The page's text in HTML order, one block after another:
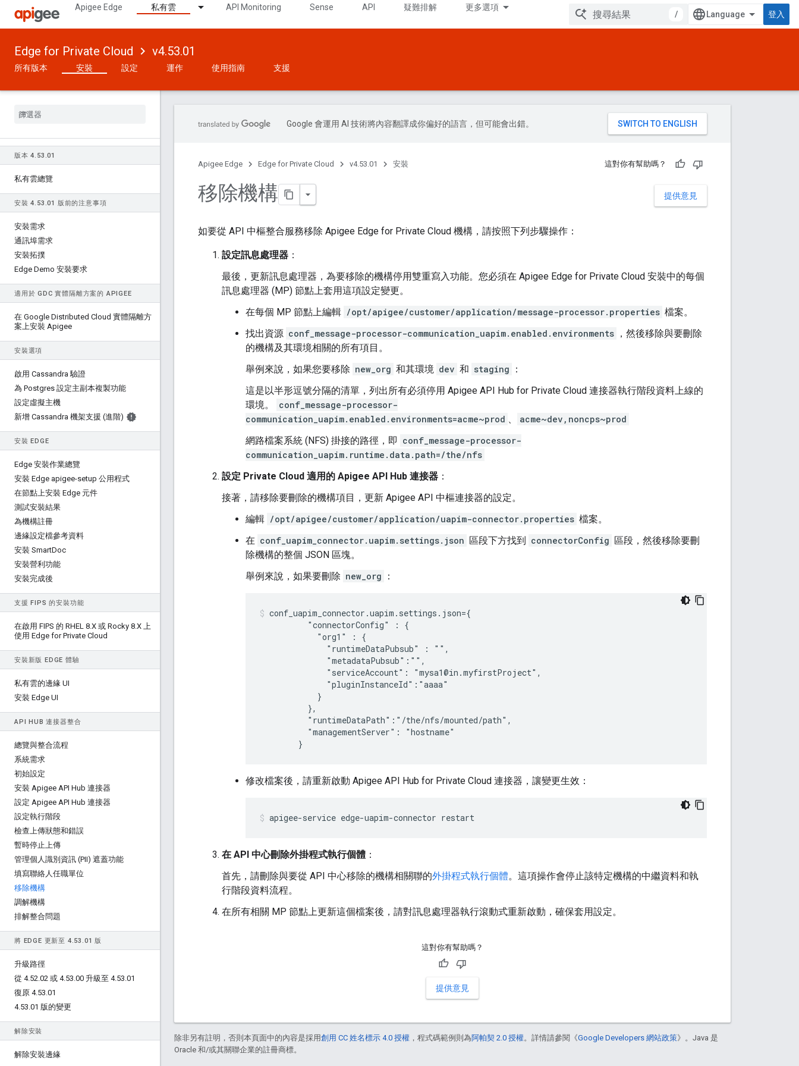
Apigee Edge 私有雲 API Monitoring Sense API 疑難排解 更多選項
/ 登入
Edge for Private Cloud v4.53.01
所有版本 安裝 設定 運作 使用指南 支援
版本 4. 53 .01
私有雲總覽
安裝 4. 53 .01 版前的注意事項
安裝需求
通訊埠需求
安裝拓撲
Edge Demo 安裝要求
適用於 GDC 實體隔離方案的 APIGEE
在 Google Distributed Cloud 實體隔離方
案上安裝 Apigee
安裝選項
啟用 Cassandra 驗證
為 Postgres 設定主副本複製功能
設定虛擬主機
新增 Cassandra 機架支援 (進階)
安裝 EDGE
Edge 安裝作業總覽
安裝 Edge apigee-setup 公用程式
在節點上安裝 Edge 元件
測試安裝結果
為機構註冊
邊緣設定檔參考資料
安裝 SmartDoc
安裝營利功能
安裝完成後
支援 FIPS 的安裝功能
在啟用 FIPS 的 RHEL 8.X 或 Rocky 8.X 上
使用 Edge for Private Cloud
安裝新版 EDGE 體驗
私有雲的邊緣 UI
安裝 Edge UI
API HUB 連接器整合
總覽與整合流程
系統需求
初始設定
安裝 Apigee API Hub 連接器
設定 Apigee API Hub 連接器
設定執行階段
檢查上傳狀態和錯誤
暫時停止上傳
管理個人識別資訊 (PII) 遮蓋功能
填寫聯絡人任職單位
移除機構
調解機構
排解整合問題
將 EDGE 更新至 4.53 .01 版
升級路徑
從 4.52.02 或 4.53.00 升級至 4.53.01
復原 4.53.01
4.53.01 版的變更
解除安裝
解除安裝邊緣
Google 會運用 AI 技術將內容翻譯成你偏好的語言，但可能會出錯。
Apigee Edge Edge for Private Cloud v4.53.01 安裝 這對你有幫助嗎？
提供意見
移除機構
如要從 API 中樞整合服務移除 Apigee Edge for Private Cloud 機構，請按照下列步驟操作：
設定訊息處理器 ：
最後，更新訊息處理器，為要移除的機構停用雙重寫入功能。您必須在 Apigee Edge for Private Cloud 安裝中的每個
訊息處理器 (MP) 節點上套用這項設定變更。
在每個 MP 節點上編輯 /opt/apigee/customer/application/message-processor.properties 檔案。
找出資源 conf_message-processor-communication_uapim.enabled.environments ，然後移除與要刪除
的機構及其環境相關的所有項目。
舉例來說，如果您要移除 new_org 和其環境 dev 和 staging
：
這是以半形逗號分隔的清單，列出所有必須停用 Apigee API Hub for Private Cloud 連接器執行階段資料上線的
環境。
conf_message-processor-
communication_uapim.enabled.environments=acme~prod 、
acme~dev,noncps~prod
網路檔案系統 (NFS) 掛接的路徑，即 conf_message-processor-
communication_uapim.runtime.data.path=/the/nfs
設定 Private Cloud 適用的 Apigee API Hub 連接器 ：
接著，請移除要刪除的機構項目，更新 Apigee API 中樞連接器的設定。
編輯 /opt/apigee/customer/application/uapim-connector.properties 檔案。
在 conf_uapim_connector.uapim.settings.json 區段下方找到 connectorConfig 區段，然後移除要刪
除機構的整個 JSON 區塊。
舉例來說，如果要刪除 new_org ：
conf_uapim_connector.uapim.settings.json={
          "connectorConfig" : {
            "org1" : {
              "runtimeDataPubsub" : "",
              "metadataPubsub":"",
              "serviceAccount": "mysa1@in.myfirstProject",
              "pluginInstanceId":"aaaa"
            }
          },
          "runtimeDataPath":"/the/nfs/mounted/path",
          "managementServer": "hostname"
修改檔案後，請重新啟動 Apigee API Hub for Private Cloud 連接器，讓變更生效：
apigee-service edge-uapim-connector restart
在 API 中心刪除外掛程式執行個體 ：
首先，請刪除與要從 API 中心移除的機構相關聯的外掛程式執行個體。這項操作會停止該特定機構的中繼資料和執
行階段資料流程。
在所有相關 MP 節點上更新這個檔案後，請對訊息處理器執行滾動式重新啟動，確保套用設定。
這對你有幫助嗎？
提供意見
除非另有註明，否則本頁面中的內容是採用創用 CC 姓名標示 4.0 授權 ，程式碼範例則為阿帕契 2.0 授權。詳情請參閱《Google Developers 網站政策》。Java 是
Oracle 和/或其關聯企業的註冊商標。